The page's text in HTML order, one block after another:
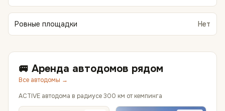
Ровные площадки Нет
🚐 Аренда автодомов рядом
Все автодомы →
ACTIVE автодома в радиусе 300 км от кемпинга